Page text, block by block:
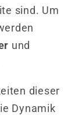
sind. Um
und
dieser
Dynamik